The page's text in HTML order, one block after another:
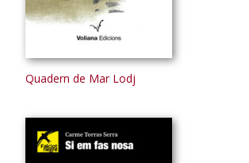
Quadern de Mar Lodj